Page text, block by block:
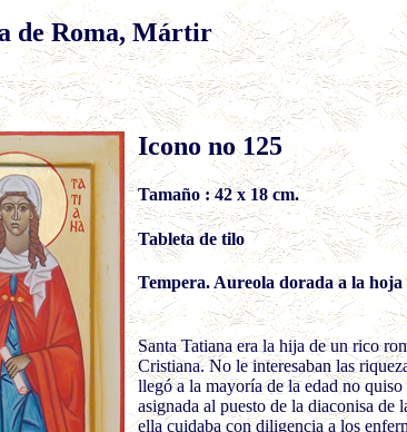
de Roma, Mártir
Icono no 125
Tamaño : 42 x 18 cm.
Tableta de tilo
Tempera. Aureola dorada a la hoja
Santa Tatiana era la hija de un rico
Cristiana. No le interesaban las
llegó a la mayoría de la edad no
asignada al puesto de la diaconisa de
ella cuidaba con diligencia a los